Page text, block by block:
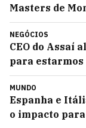
Masters de
NEGÓCIOS
CEO do Assaí
para estarmos
MUNDO
Espanha e
o impacto